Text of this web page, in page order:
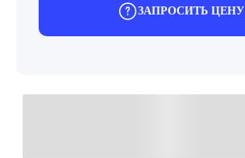
ЗАПРОСИТЬ ЦЕНУ